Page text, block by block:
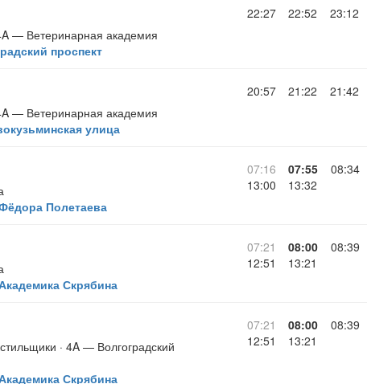
— Ветеринарная академия
проспект
22:27 22:52 23:12
— Ветеринарная академия
улица
20:57 21:22 21:42
Полетаева
07:16 07:55 08:34
13:00
13:32
Скрябина
07:21 08:00 08:39
12:51
13:21
· 4A — Волгоградский
Скрябина
07:21 08:00 08:39
12:51
13:21